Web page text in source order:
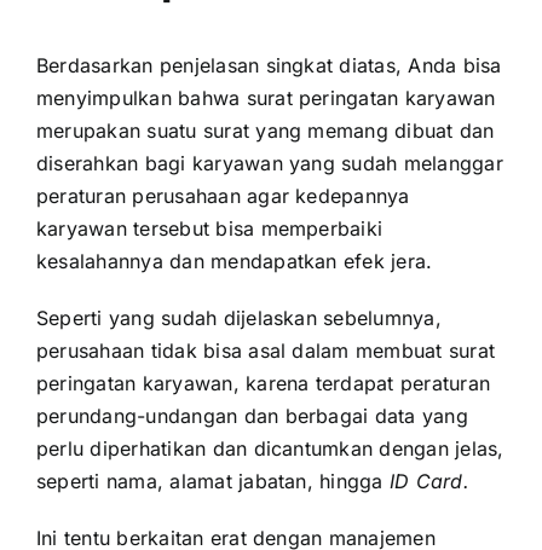
Berdasarkan penjelasan singkat diatas, Anda bisa
menyimpulkan bahwa surat peringatan karyawan
merupakan suatu surat yang memang dibuat dan
diserahkan bagi karyawan yang sudah melanggar
peraturan perusahaan agar kedepannya
karyawan tersebut bisa memperbaiki
kesalahannya dan mendapatkan efek jera.
Seperti yang sudah dijelaskan sebelumnya,
perusahaan tidak bisa asal dalam membuat surat
peringatan karyawan, karena terdapat peraturan
perundang-undangan dan berbagai data yang
perlu diperhatikan dan dicantumkan dengan jelas,
seperti nama, alamat jabatan, hingga ID Card.
Ini tentu berkaitan erat dengan manajemen